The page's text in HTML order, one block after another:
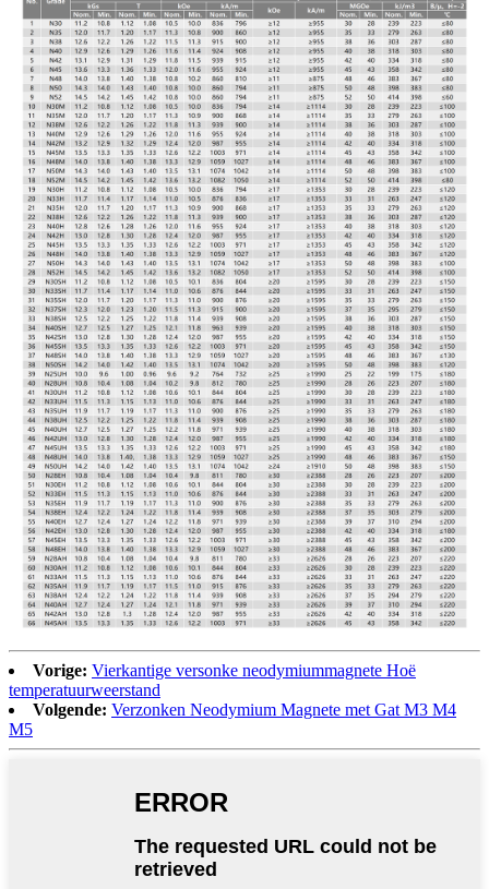
Vorige: Vierkantige versonke neodymiummagnete Hoë
temperatuurweerstand
Volgende: Verzonken Neodymium Magnete met Gat M3 M4
M5